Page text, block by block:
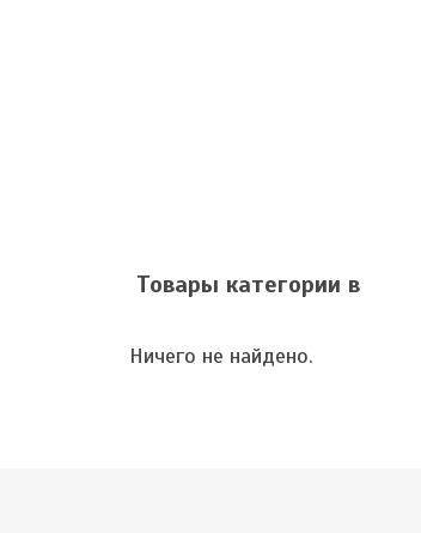
Товары категории в
Ничего не найдено.